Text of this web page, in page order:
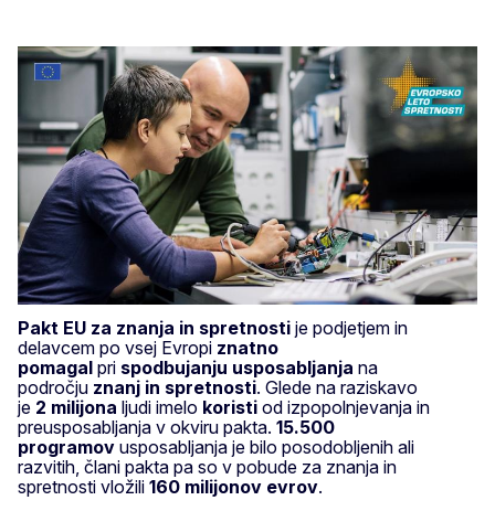
Pakt EU za znanja in spretnosti je podjetjem in
delavcem po vsej Evropi znatno
pomagal pri spodbujanju usposabljanja na
področju znanj in spretnosti. Glede na raziskavo
je 2 milijona ljudi imelo koristi od izpopolnjevanja in
preusposabljanja v okviru pakta. 15.500
programov usposabljanja je bilo posodobljenih ali
razvitih, člani pakta pa so v pobude za znanja in
spretnosti vložili 160 milijonov evrov.